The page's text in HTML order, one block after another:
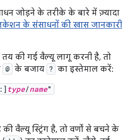
जोड़ने के तरीके के बारे में ज़्यादा
के संसाधनों की खास जानकारी
की गई वैल्यू लागू करनी है, तो
@ के बजाय ? का इस्तेमाल करें:
:] type/name"
की वैल्यू स्ट्रिंग है, तो वर्णों से बचने के